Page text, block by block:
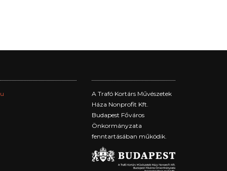
A Trafó Kortárs Művészetek
Háza Nonprofit Kft.
Budapest Főváros
Önkormányzata
fenntartásában működik.